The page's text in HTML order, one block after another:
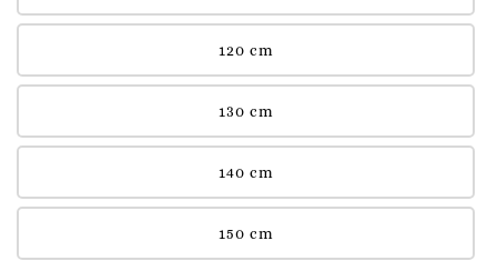
120 cm
130 cm
140 cm
150 cm